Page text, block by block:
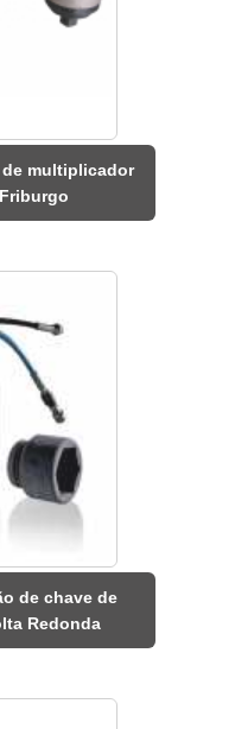
multiplicador
de chave de
Redonda